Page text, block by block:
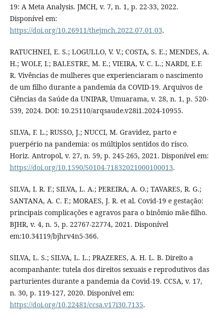
19: A Meta Analysis. JMCH, v. 7, n. 1, p. 22-33, 2022.
Disponível em:
https://doi.org/10.26911/thejmch.2022.07.01.03.
RATUCHNEI, E. S.; LOGULLO, V. V.; COSTA, S. E.; MENDES, A.
H.; WOLF, I.; BALESTRE, M. E.; VIEIRA, V. C. L.; NARDI, E.F.
R. Vivências de mulheres que experienciaram o nascimento
de um filho durante a pandemia da COVID-19. Arquivos de
Ciências da Saúde da UNIPAR, Umuarama, v. 28, n. 1, p. 520-
539, 2024. DOI: 10.25110/arqsaude.v28i1.2024-10955.
SILVA, F. L.; RUSSO, J.; NUCCI, M. Gravidez, parto e
puerpério na pandemia: os múltiplos sentidos do risco.
Horiz. Antropol, v. 27, n. 59, p. 245-265, 2021. Disponível em:
https://doi.org/10.1590/S0104-71832021000100013.
SILVA, I. R. F.; SILVA, L. A.; PEREIRA, A. O.; TAVARES, R. G.;
SANTANA, A. C. F.; MORAES, J. R. et al. Covid-19 e gestação:
principais complicações e agravos para o binômio mãe-filho.
BJHR, v. 4, n. 5, p. 22767-22774, 2021. Disponível
em:10.34119/bjhrv4n5-366.
SILVA, L. S.; SILVA, L. L.; PRAZERES, A. H. L. B. Direito a
acompanhante: tutela dos direitos sexuais e reprodutivos das
parturientes durante a pandemia da Covid-19. CCSA, v. 17,
n. 30, p. 119-127, 2020. Disponível em:
https://doi.org/10.22481/ccsa.v17i30.7135.